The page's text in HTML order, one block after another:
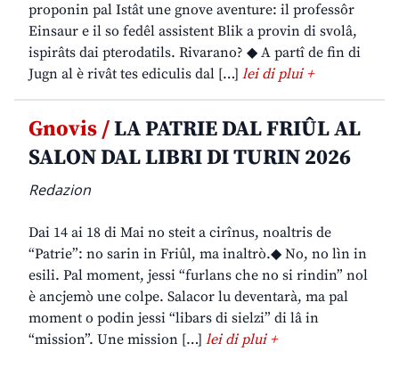
proponin pal Istât une gnove aventure: il professôr
Einsaur e il so fedêl assistent Blik a provin di svolâ,
ispirâts dai pterodatils. Rivarano? ◆ A partî de fin di
Jugn al è rivât tes ediculis dal […] lei di plui +
Gnovis /LA PATRIE DAL FRIÛL AL
SALON DAL LIBRI DI TURIN 2026
Redazion
Dai 14 ai 18 di Mai no steit a cirînus, noaltris de
“Patrie”: no sarin in Friûl, ma inaltrò.◆ No, no lìn in
esili. Pal moment, jessi “furlans che no si rindin” nol
è ancjemò une colpe. Salacor lu deventarà, ma pal
moment o podin jessi “libars di sielzi” di lâ in
“mission”. Une mission […] lei di plui +